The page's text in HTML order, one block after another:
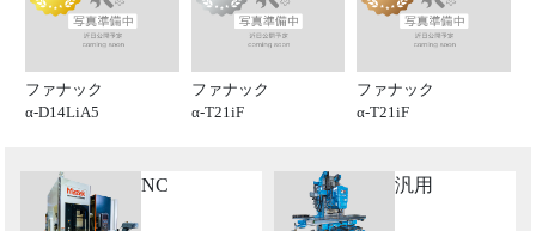
ファナック
α-D14LiA5
ファナック
α-T21iF
ファナック
α-T21iF
NC 汎用